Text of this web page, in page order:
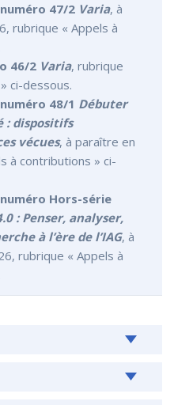
numéro 47/2 Varia, à
rubrique « Appels à
46/2 Varia, rubrique
ci-dessous.
numéro 48/1 Débuter
: dispositifs
vécues, à paraître en
à contributions » ci-
numéro Hors-série
: Penser, analyser,
à l’ère de l’IAG, à
rubrique « Appels à